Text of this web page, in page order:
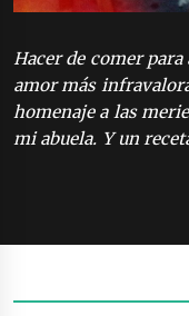
Hacer de comer
amor más
homenaje a las
mi abuela. Y un